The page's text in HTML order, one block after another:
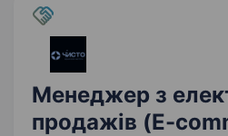
Менеджер з
продажів (E-